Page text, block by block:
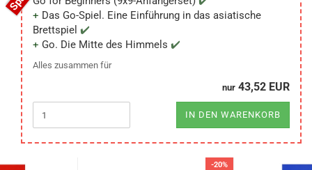
Das Go-Spiel. Eine Einführung in das asiatische
Brettspiel
Go. Die Mitte des Himmels
Alles zusammen für
nur 43,52 EUR
IN DEN WARENKORB
-20%